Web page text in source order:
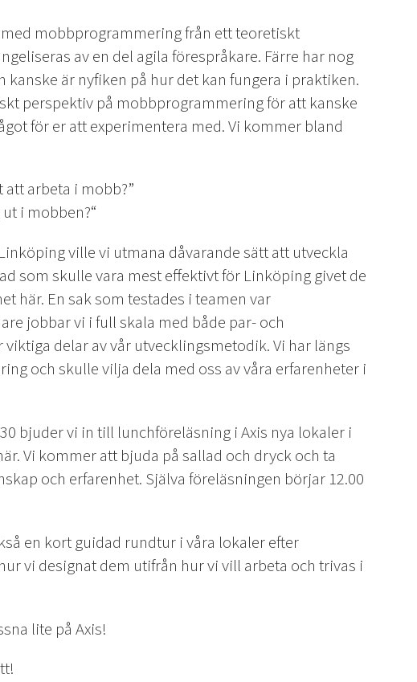
mobbprogrammering från ett teoretiskt
av en del agila förespråkare. Färre har nog
är nyfiken på hur det kan fungera i praktiken.
perspektiv på mobbprogrammering för att kanske
för er att experimentera med. Vi kommer bland
arbeta i mobb?”
i mobben?“
ville vi utmana dåvarande sätt att utveckla
som skulle vara mest effektivt för Linköping givet de
här. En sak som testades i teamen var
jobbar vi i full skala med både par- och
delar av vår utvecklingsmetodik. Vi har längs
och skulle vilja dela med oss av våra erfarenheter i
bjuder vi in till lunchföreläsning i Axis nya lokaler i
Vi kommer att bjuda på sallad och dryck och ta
och erfarenhet. Själva föreläsningen börjar 12.00
en kort guidad rundtur i våra lokaler efter
vi designat dem utifrån hur vi vill arbeta och trivas i
lite på Axis!